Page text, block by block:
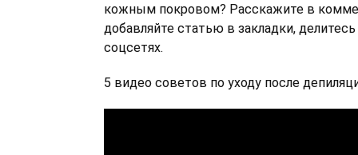
кожным покровом? Расскажите в
добавляйте статью в закладки,
соцсетях.
5 видео советов по уходу после